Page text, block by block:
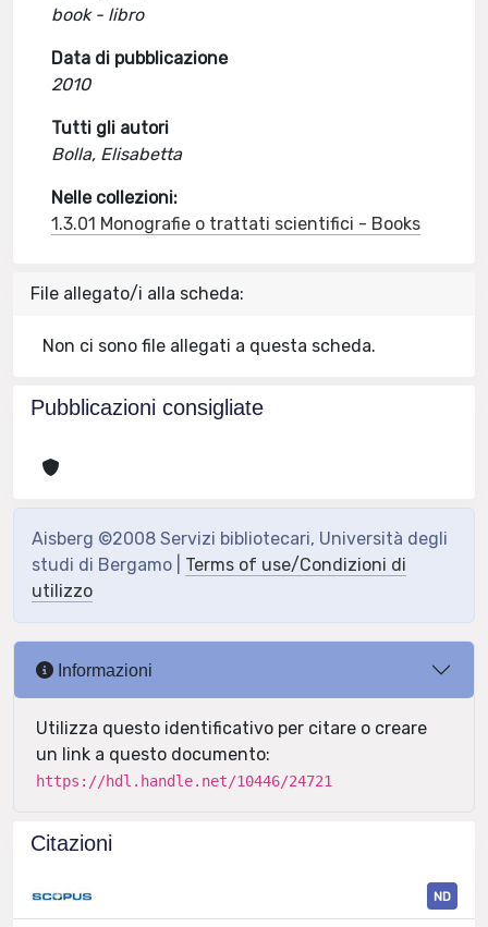
book - libro
Data di pubblicazione
2010
Tutti gli autori
Bolla, Elisabetta
Nelle collezioni:
1.3.01 Monografie o trattati scientifici - Books
File allegato/i alla scheda:
Non ci sono file allegati a questa scheda.
Pubblicazioni consigliate
Aisberg ©2008 Servizi bibliotecari, Università degli
studi di Bergamo | Terms of use/Condizioni di
utilizzo
Informazioni
Utilizza questo identificativo per citare o creare
un link a questo documento:
https://hdl.handle.net/10446/24721
Citazioni
ND